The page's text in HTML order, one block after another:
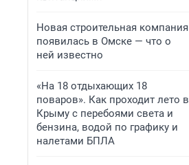
Новая строительная компания
появилась в Омске — что о
ней известно
«На 18 отдыхающих 18
поваров». Как проходит лето в
Крыму с перебоями света и
бензина, водой по графику и
налетами БПЛА